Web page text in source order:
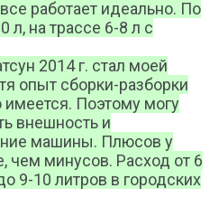
работает идеально. По
л, на трассе 6-8 л с
2014 г. стал моей
опыт сборки-разборки
имеется. Поэтому могу
внешность и
машины. Плюсов у
чем минусов. Расход от 6
9-10 литров в городских